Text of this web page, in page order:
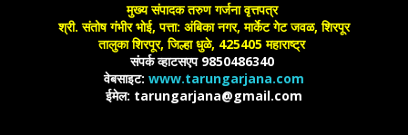
मुख्य संपादक तरुण गर्जना वृत्तपत्र
श्री. संतोष गंभीर भोई, पत्ता: अंबिका नगर, मार्केट गेट जवळ, शिरपूर
तालुका शिरपूर, जिल्हा धुळे, 425405 महाराष्ट्र
संपर्क व्हाटसएप 9850486340
वेबसाइट: www.tarungarjana.com
ईमेल: tarungarjana@gmail.com